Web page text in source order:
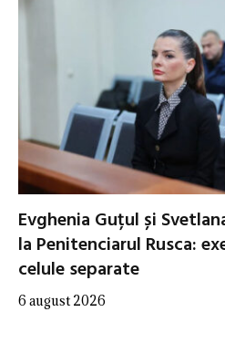
Evghenia Guțul și
la Penitenciarul Rusca:
celule separate
6 august 2026